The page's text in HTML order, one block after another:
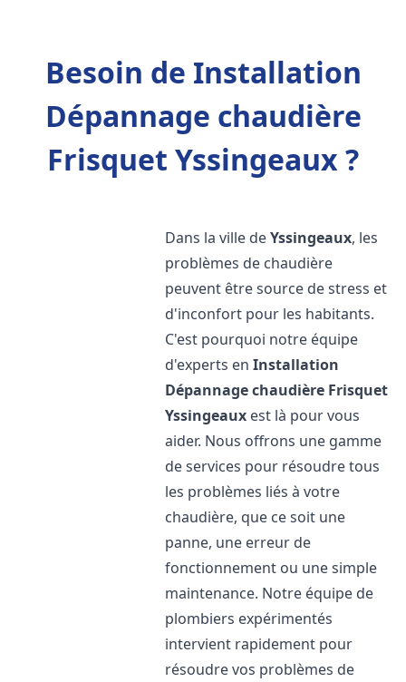
Besoin de Installation
Dépannage chaudière
Frisquet Yssingeaux ?
Dans la ville deYssingeaux, les
problèmes de chaudière
peuvent être source de stress et
d'inconfort pour les habitants.
C'est pourquoi notre équipe
d'experts enInstallation
Dépannage chaudière Frisquet
Yssingeaux est là pour vous
aider. Nous offrons une gamme
de services pour résoudre tous
les problèmes liés à votre
chaudière, que ce soit une
panne, une erreur de
fonctionnement ou une simple
maintenance. Notre équipe de
plombiers expérimentés
intervient rapidement pour
résoudre vos problèmes de